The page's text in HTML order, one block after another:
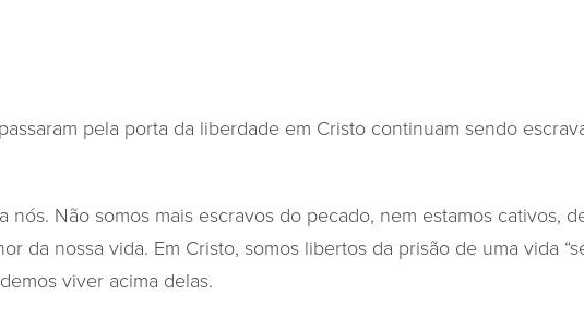
pela porta da liberdade em Cristo continuam sendo
nós. Não somos mais escravos do pecado, nem estamos cativos,
da nossa vida. Em Cristo, somos libertos da prisão de uma vida
viver acima delas.